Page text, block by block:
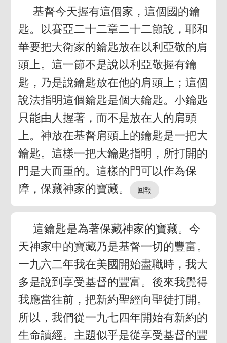
基督今天握有這個家，這個國的鑰
匙。以賽亞二十二章二十二節說，耶和
華要把大衛家的鑰匙放在以利亞敬的肩
頭上。這一節不是說以利亞敬握有鑰
匙，乃是說鑰匙放在他的肩頭上；這個
說法指明這個鑰匙是個大鑰匙。小鑰匙
只能由人握著，而不是放在人的肩頭
上。神放在基督肩頭上的鑰匙是一把大
鑰匙。這樣一把大鑰匙指明，所打開的
門是大而重的。這樣的門可以作為保
障，保藏神家的寶藏。
這鑰匙是為著保藏神家的寶藏。今
天神家中的寶藏乃是基督一切的豐富。
一九六二年我在美國開始盡職時，我大
多是說到享受基督的豐富。後來我覺得
我應當往前，把新約聖經向聖徒打開。
所以，我們從一九七四年開始有新約的
生命讀經。主題似乎是從享受基督的豐